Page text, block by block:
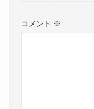
コメント ※